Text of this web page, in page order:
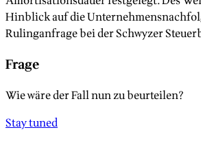
Hinblick auf die
Rulinganfrage bei der Schwyzer
Frage
Wie wäre der Fall nun zu beurteilen?
Stay tuned